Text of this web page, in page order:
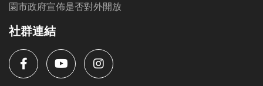
園市政府宣佈是否對外開放
社群連結